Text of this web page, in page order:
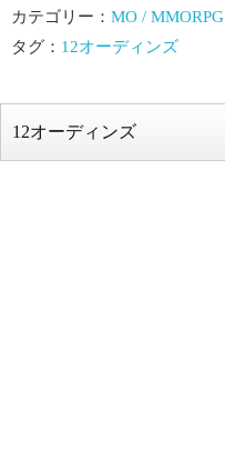
カテゴリー： MO / MMORPG
タグ： 12オーディンズ
12オーディンズ